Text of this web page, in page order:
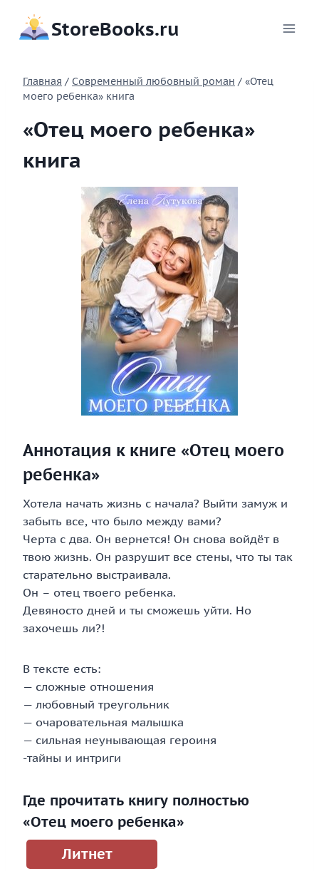
содержимому
StoreBooks.ru
Главная / Современный любовный роман / «Отец
моего ребенка» книга
«Отец моего ребенка»
книга
Аннотация к книге «Отец моего
ребенка»
Хотела начать жизнь с начала? Выйти замуж и
забыть все, что было между вами?
Черта с два. Он вернется! Он снова войдёт в
твою жизнь. Он разрушит все стены, что ты так
старательно выстраивала.
Он – отец твоего ребенка.
Девяносто дней и ты сможешь уйти. Но
захочешь ли?!
В тексте есть:
— сложные отношения
— любовный треугольник
— очаровательная малышка
— сильная неунывающая героиня
-тайны и интриги
Где прочитать книгу полностью
«Отец моего ребенка»
Литнет